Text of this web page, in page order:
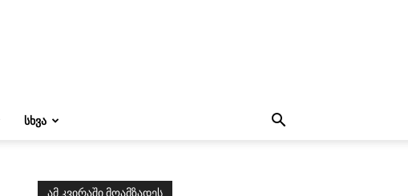
ᲡᲮᲕᲐ
ამ კვირაში მოამზადეს